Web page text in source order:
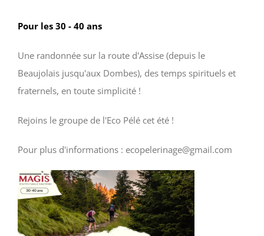
Pour les 30 - 40 ans
Une randonnée sur la route d'Assise (depuis le
Beaujolais jusqu'aux Dombes), des temps spirituels et
fraternels, en toute simplicité !
Rejoins le groupe de l'Eco Pélé cet été !
Pour plus d'informations : ecopelerinage@gmail.com